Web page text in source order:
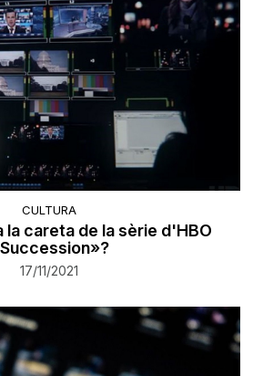
CULTURA
la careta de la sèrie d'HBO
17/11/2021